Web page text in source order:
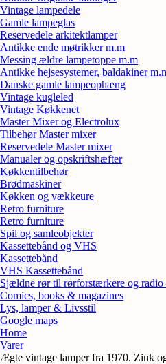
Vintage lampedele
Gamle lampeglas
Reservedele arkitektlamper
Antikke ende møtrikker m.m
Messing ældre lampetoppe m.m
Antikke hejsesystemer, baldakiner
Danske gamle lampeophæng
Vintage kugleled
Vintage Køkkenet
Master Mixer og Electrolux
Tilbehør Master mixer
Reservedele Master mixer
Manualer og opskriftshæfter
Køkkentilbehør
Brødmaskiner
Køkken og vækkeure
Retro furniture
Retro furniture
Spil og samleobjekter
Kassettebånd og VHS
Kassettebånd
VHS Kassettebånd
Sjældne rør til rørforstærkere og radio
Comics, books & magazines
Lys, lamper & Livsstil
Google maps
Home
Varer
Ægte vintage lamper fra 1970. Zink